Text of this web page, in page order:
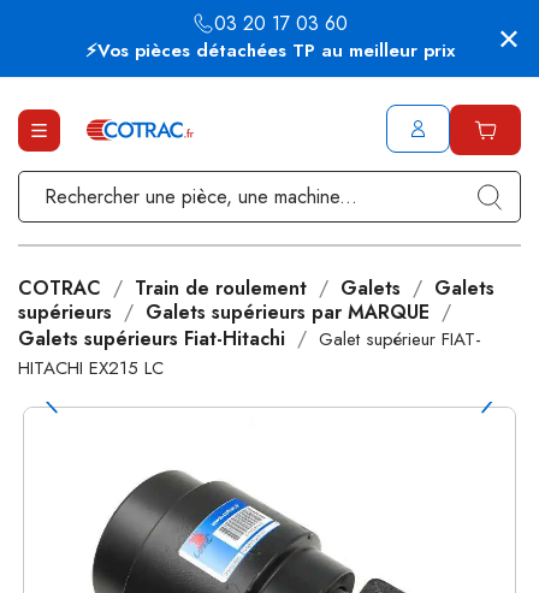
⚡Vos pièces détachées TP au meilleur prix
03 20 17 03 60
COTRAC Train de roulement Galets
Galets
supérieurs
Galets supérieurs par MARQUE
Galets supérieurs Fiat-Hitachi
Galet supérieur FIAT-
HITACHI EX215 LC